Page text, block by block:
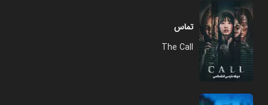
تماس
The Call